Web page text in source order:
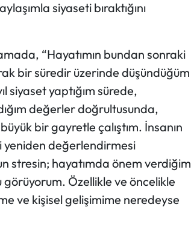
siyaseti bıraktığını
“Hayatımın bundan sonraki
bir süredir üzerinde düşündüğüm
siyaset yaptığım sürede,
değerler doğrultusunda,
bir gayretle çalıştım. İnsanın
yeniden değerlendirmesi
stresin; hayatımda önem verdiğim
Özellikle ve öncelikle
ve kişisel gelişimime neredeyse